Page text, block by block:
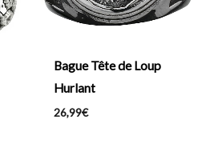
Bague Tête de Loup
Hurlant
26,99€